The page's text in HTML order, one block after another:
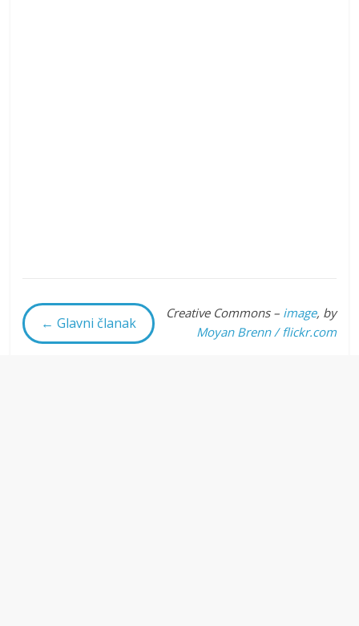
← Glavni članak
Creative Commons – image, by
Moyan Brenn / flickr.com